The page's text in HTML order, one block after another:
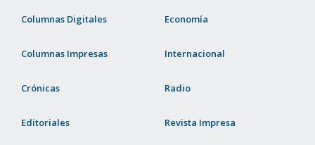
Columnas Digitales
Columnas Impresas
Crónicas
Editoriales
Economía
Internacional
Radio
Revista Impresa